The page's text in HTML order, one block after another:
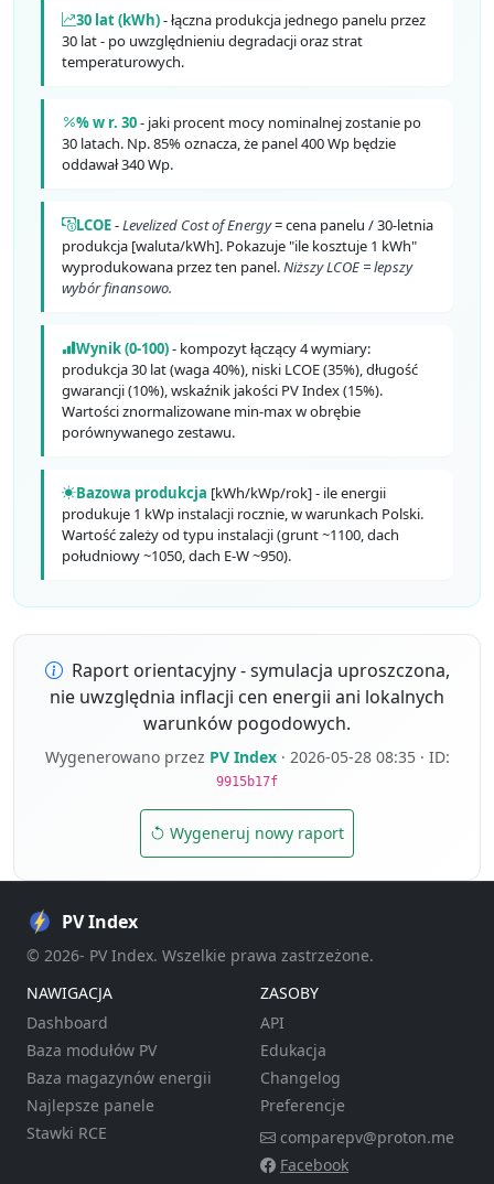
30 lat (kWh)- łączna produkcja jednego panelu przez
30 lat - po uwzględnieniu degradacji oraz strat
temperaturowych.
% w r. 30- jaki procent mocy nominalnej zostanie po
30 latach. Np. 85% oznacza, że panel 400 Wp będzie
oddawał 340 Wp.
LCOE-Levelized Cost of Energy= cena panelu / 30-letnia
produkcja [waluta/kWh]. Pokazuje "ile kosztuje 1 kWh"
wyprodukowana przez ten panel.Niższy LCOE = lepszy
wybór finansowo.
Wynik (0-100)- kompozyt łączący 4 wymiary:
produkcja 30 lat (waga 40%), niski LCOE (35%), długość
gwarancji (10%), wskaźnik jakości PV Index (15%).
Wartości znormalizowane min-max w obrębie
porównywanego zestawu.
Bazowa produkcja [kWh/kWp/rok] - ile energii
produkuje 1 kWp instalacji rocznie, w warunkach Polski.
Wartość zależy od typu instalacji (grunt ~1100, dach
południowy ~1050, dach E-W ~950).
Raport orientacyjny - symulacja uproszczona,
nie uwzględnia inflacji cen energii ani lokalnych
warunków pogodowych.
Wygenerowano przez PV Index· 2026-05-28 08:35 · ID:
9915b17f
Wygeneruj nowy raport
PV Index
© 2026- PV Index. Wszelkie prawa zastrzeżone.
NAWIGACJA
Dashboard
Baza modułów PV
Baza magazynów energii
Najlepsze panele
Stawki RCE
ZASOBY
API
Edukacja
Changelog
Preferencje
comparepv@proton.me
Facebook